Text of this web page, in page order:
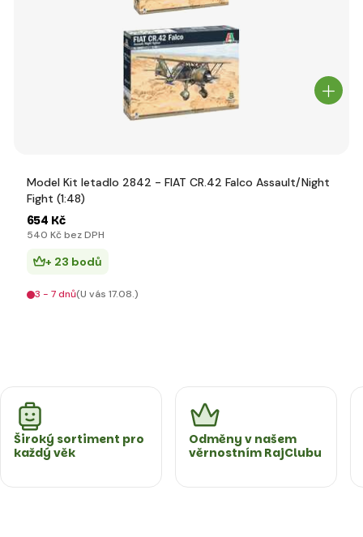
Model Kit letadlo 2842 - FIAT CR.42 Falco Assault/Night
Fight (1:48)
654 Kč
540 Kč bez DPH
+ 23 bodů
3 - 7 dnů(U vás 17.08.)
Široký sortiment pro
každý věk
Odměny v našem
věrnostním RajClubu